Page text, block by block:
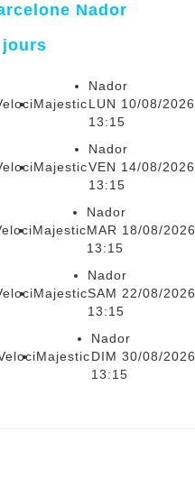
Nador
jours
Majestic
Nador
LUN 10/08/2026
13:15
Majestic
Nador
VEN 14/08/2026
13:15
Majestic
Nador
MAR 18/08/2026
13:15
Majestic
Nador
SAM 22/08/2026
13:15
Majestic
Nador
DIM 30/08/2026
13:15